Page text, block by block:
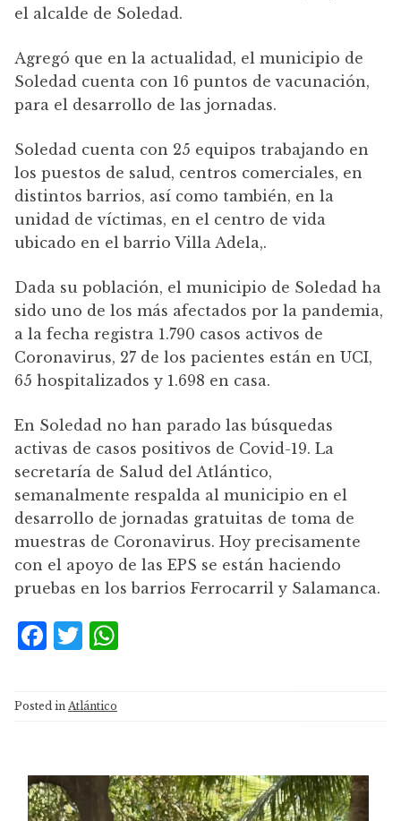
el alcalde de Soledad.
Agregó que en la actualidad, el municipio de
Soledad cuenta con 16 puntos de vacunación,
para el desarrollo de las jornadas.
Soledad cuenta con 25 equipos trabajando en
los puestos de salud, centros comerciales, en
distintos barrios, así como también, en la
unidad de víctimas, en el centro de vida
ubicado en el barrio Villa Adela,.
Dada su población, el municipio de Soledad ha
sido uno de los más afectados por la pandemia,
a la fecha registra 1.790 casos activos de
Coronavirus, 27 de los pacientes están en UCI,
65 hospitalizados y 1.698 en casa.
En Soledad no han parado las búsquedas
activas de casos positivos de Covid-19. La
secretaría de Salud del Atlántico,
semanalmente respalda al municipio en el
desarrollo de jornadas gratuitas de toma de
muestras de Coronavirus. Hoy precisamente
con el apoyo de las EPS se están haciendo
pruebas en los barrios Ferrocarril y Salamanca.
F
c
e
o
o
T
it
te
p
p
Posted in Atlántico
Reproductor
de